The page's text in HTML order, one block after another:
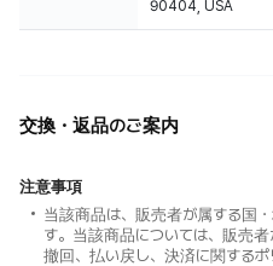
90404, USA
交換・返品のご案内
注意事項
当該商品は、販売者が属する国
す。当該商品については、販売
撤回、払い戻し、決済に関するポ